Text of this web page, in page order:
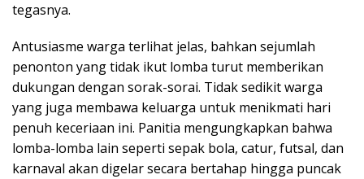
tegasnya.
Antusiasme warga terlihat jelas, bahkan sejumlah
penonton yang tidak ikut lomba turut memberikan
dukungan dengan sorak-sorai. Tidak sedikit warga
yang juga membawa keluarga untuk menikmati hari
penuh keceriaan ini. Panitia mengungkapkan bahwa
lomba-lomba lain seperti sepak bola, catur, futsal, dan
karnaval akan digelar secara bertahap hingga puncak